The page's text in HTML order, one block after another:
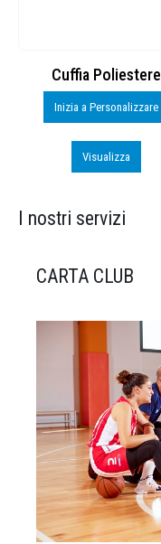
Cuffia Poliestere
Inizia a Personalizzare
Visualizza
I nostri servizi
CARTA CLUB